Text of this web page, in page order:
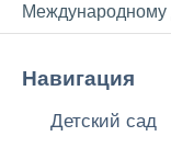
Международному
Навигация
Детский сад